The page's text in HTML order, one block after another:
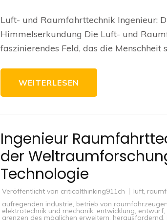
Luft- und Raumfahrttechnik Ingenieur:
Himmelserkundung Die Luft- und
faszinierendes Feld, das die Menschheit
WEITERLESEN
Ingenieur
der
Technologie
Veröffentlicht von criticalthinking911ch luft,
aufregenden industrie, betrieb von
elektrotechnik und mechanik, entwicklung, entwurf,
grenzen des möglichen erweitern, herausfordernd,